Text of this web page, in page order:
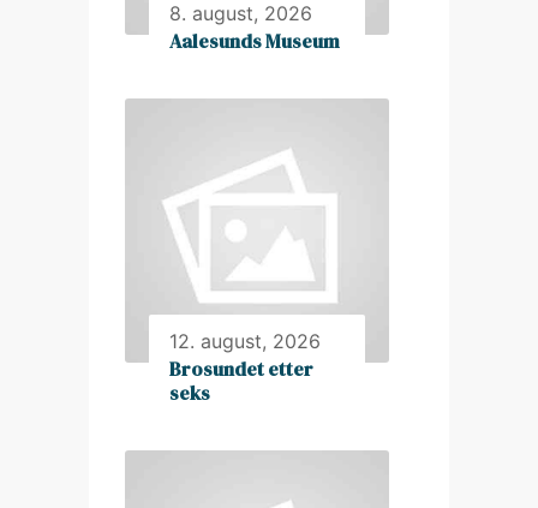
8. august, 2026
Aalesunds Museum
12. august, 2026
Brosundet etter
seks